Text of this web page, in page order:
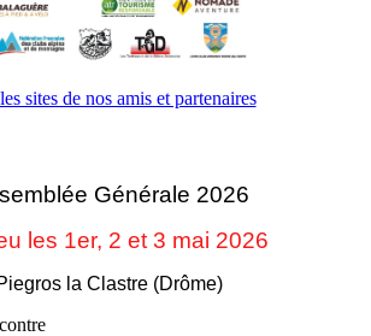
sites de nos amis et partenaires
Générale 2026
les 1er, 2 et 3 mai 2026
la Clastre (Drôme)